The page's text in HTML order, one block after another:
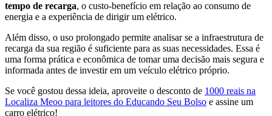
tempo de recarga, o custo-benefício em relação ao consumo de
energia e a experiência de dirigir um elétrico.
Além disso, o uso prolongado permite analisar se a infraestrutura de
recarga da sua região é suficiente para as suas necessidades. Essa é
uma forma prática e econômica de tomar uma decisão mais segura e
informada antes de investir em um veículo elétrico próprio.
Se você gostou dessa ideia, aproveite o desconto de 1000 reais na
Localiza Meoo para leitores do Educando Seu Bolso e assine um
carro elétrico!